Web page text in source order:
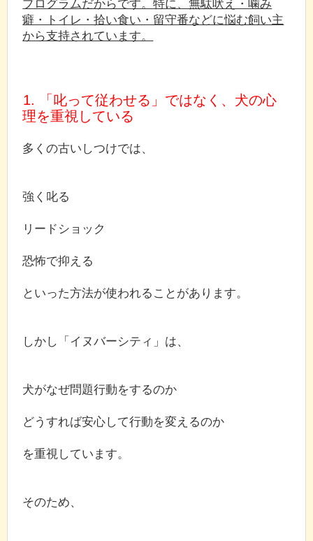
プログラムだからです。特に、無駄吠え・噛み
癖・トイレ・拾い食い・留守番などに悩む飼い主
から支持されています。
1. 「叱って従わせる」ではなく、犬の心
理を重視している
多くの古いしつけでは、
強く叱る
リードショック
恐怖で抑える
といった方法が使われることがあります。
しかし「イヌバーシティ」は、
犬がなぜ問題行動をするのか
どうすれば安心して行動を変えるのか
を重視しています。
そのため、